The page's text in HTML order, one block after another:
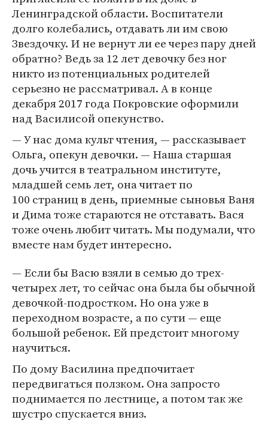
Ленинградской области. Воспитатели
долго колебались, отдавать ли им свою
Звездочку. И не вернут ли ее через пару дней
обратно? Ведь за 12 лет девочку без ног
никто из потенциальных родителей
серьезно не рассматривал. А в конце
декабря 2017 года Покровские оформили
над Василисой опекунство.
— У нас дома культ чтения, — рассказывает
Ольга, опекун девочки. — Наша старшая
дочь учится в театральном институте,
младшей семь лет, она читает по
100 страниц в день, приемные сыновья Ваня
и Дима тоже стараются не отставать. Вася
тоже очень любит читать. Мы подумали, что
вместе нам будет интересно.
— Если бы Васю взяли в семью до трех-
четырех лет, то сейчас она была бы обычной
девочкой-подростком. Но она уже в
переходном возрасте, а по сути — еще
большой ребенок. Ей предстоит многому
научиться.
По дому Василина предпочитает
передвигаться ползком. Она запросто
поднимается по лестнице, а потом так же
шустро спускается вниз.